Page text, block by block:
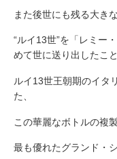
また後世にも残る大き
“ルイ13世”を「レミー
めて世に送り出したこと
ルイ13世王朝期のイタ
た、
この華麗なボトルの複
最も優れたグランド・